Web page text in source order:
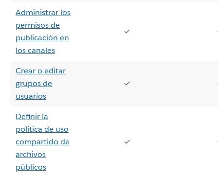
Administrar los
permisos de
publicación en
los canales
✓
Crear o editar
grupos de
usuarios
✓
Definir la
política de uso
compartido de
archivos
públicos
✓